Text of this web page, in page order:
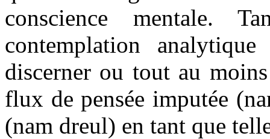
conscience mentale.
contemplation
discerner ou tout au
flux de pensée imputée
(nam dreul) en tant que